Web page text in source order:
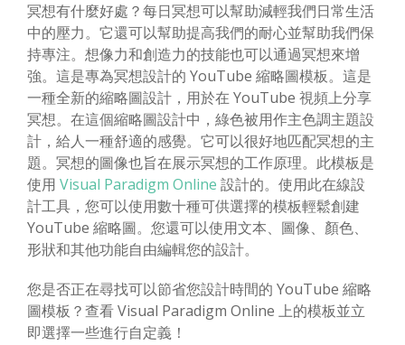
冥想有什麼好處？每日冥想可以幫助減輕我們日常生活
中的壓力。它還可以幫助提高我們的耐心並幫助我們保
持專注。想像力和創造力的技能也可以通過冥想來增
強。這是專為冥想設計的 YouTube 縮略圖模板。這是
一種全新的縮略圖設計，用於在 YouTube 視頻上分享
冥想。在這個縮略圖設計中，綠色被用作主色調主題設
計，給人一種舒適的感覺。它可以很好地匹配冥想的主
題。冥想的圖像也旨在展示冥想的工作原理。此模板是
使用 Visual Paradigm Online 設計的。使用此在線設
計工具，您可以使用數十種可供選擇的模板輕鬆創建
YouTube 縮略圖。您還可以使用文本、圖像、顏色、
形狀和其他功能自由編輯您的設計。
您是否正在尋找可以節省您設計時間的 YouTube 縮略
圖模板？查看 Visual Paradigm Online 上的模板並立
即選擇一些進行自定義！